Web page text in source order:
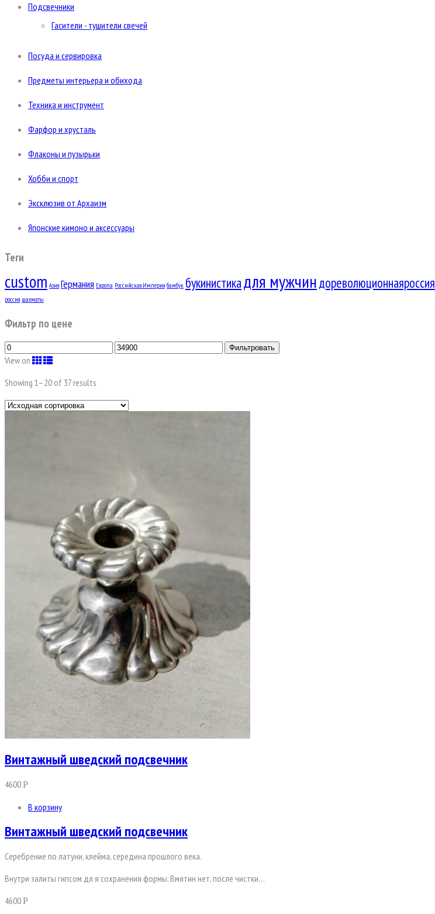
Подсвечники
Гасители - тушители свечей
Посуда и сервировка
Предметы интерьера и обихода
Техника и инструмент
Фарфор и хрусталь
Флаконы и пузырьки
Хобби и спорт
Эксклюзив от Архаизм
Японские кимоно и аксессуары
Теги
custom Азия Германия Европа Российская Империя бамбук букинистикадля мужчиндореволюционнаяроссия
россия шахматы
Фильтр по цене
Фильтровать
View on
Showing 1–20 of 37 results
Винтажный шведский подсвечник
4600Р
В корзину
Винтажный шведский подсвечник
Серебрение по латуни, клейма, середина прошлого века.
Внутри залиты гипсом дл я сохранения формы. Вмятин нет, после чистки…
4600Р